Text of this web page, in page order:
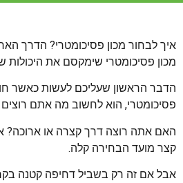
איך לבחור מכון פסיכומטרי? הדרך
מכון פסיכומטרי שימקסם את היכולות
הדבר הראשון שעליכם לעשות כאשר
פסיכומטרי, הוא לחשוב מה אתם רוצים
האם אתה רוצה דרך קצרה או
קצר מועד הבחירה קלה.
אבל אם זה רק בשביל דחיפה קטנה